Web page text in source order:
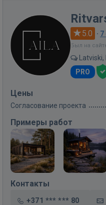
5.0 · 7
Был на
PRO
Цены
Согласование проекта
Примеры работ
Контакты
+371 *** *** 80